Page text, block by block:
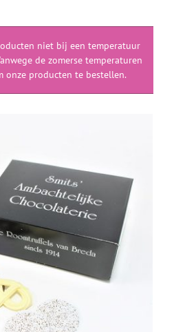
niet bij een temperatuur
de zomerse temperaturen
onze producten te bestellen.